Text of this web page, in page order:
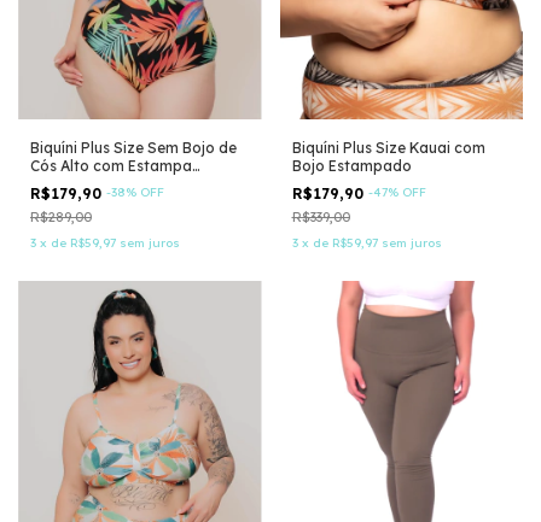
Biquíni Plus Size Sem Bojo de
Cós Alto com Estampa
Folhagem
R$179,90 -38% OFF
R$289,00
3 x de R$59,97 sem juros
Biquíni Plus Size Kauai com
Bojo Estampado
R$179,90 -47% OFF
R$339,00
3 x de R$59,97 sem juros